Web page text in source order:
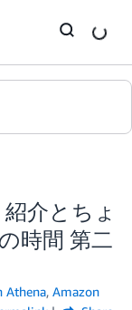
介とちょ
時間 第二
Athena, Amazon